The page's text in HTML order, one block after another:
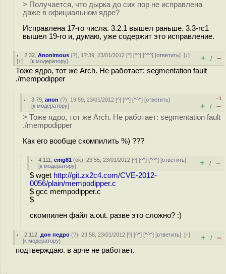
> Получается, что дырка до сих пор не исправлена
даже в официальном ядре?
Исправлена 17-го числа. 3.2.1 вышел раньше. 3.3-rc1
вышел 19-го и, думаю, уже содержит это исправление.
2.32 ,Anonimous (?), 17:39, 23/01/2012 [^] [^^] [^^^] [ответить][↓]
[↑] [к модератору] + / –
Тоже ядро, тот же Arch. Не работает: segmentation fault
./mempodipper
3.79 ,анон (?), 19:59, 23/01/2012 [^] [^^] [^^^] [ответить]
[к модератору]
–1
+ / –
> Тоже ядро, тот же Arch. Не работает: segmentation fault
./mempodipper
Как его вообще скомпилить %) ???
4.111 ,emg81 (ok), 23:55, 23/01/2012 [^] [^^] [^^^] [ответить]
[к модератору] + / –
$ wget http://git.zx2c4.com/CVE-2012-
0056/plain/mempodipper.c
$ gcc mempodipper.c
$
скомпилен файл a.out. разве это сложно? :)
2.112 дон педро (?), 23:58, 23/01/2012 [^] [^^] [^^^] [ответить][↑]
[к модератору] + / –
подтверждаю. в арче не работает.